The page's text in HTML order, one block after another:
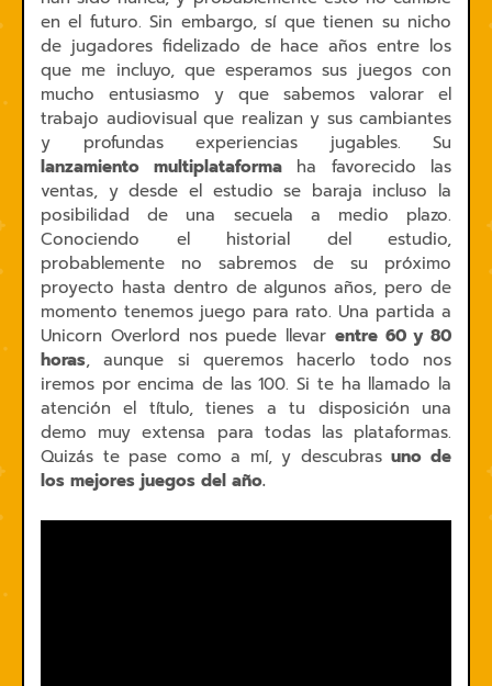
en el futuro. Sin embargo, sí que tienen su nicho
de jugadores fidelizado de hace años entre los
que me incluyo, que esperamos sus juegos con
mucho entusiasmo y que sabemos valorar el
trabajo audiovisual que realizan y sus cambiantes
y profundas experiencias jugables. Su
lanzamiento multiplataformaha favorecido las
ventas, y desde el estudio se baraja incluso la
posibilidad de una secuela a medio plazo.
Conociendo el historial del estudio,
probablemente no sabremos de su próximo
proyecto hasta dentro de algunos años, pero de
momento tenemos juego para rato. Una partida a
Unicorn Overlord nos puede llevar entre 60 y 80
horas, aunque si queremos hacerlo todo nos
iremos por encima de las 100. Si te ha llamado la
atención el título, tienes a tu disposición una
demo muy extensa para todas las plataformas.
Quizás te pase como a mí, y descubrasuno de
los mejores juegos del año.